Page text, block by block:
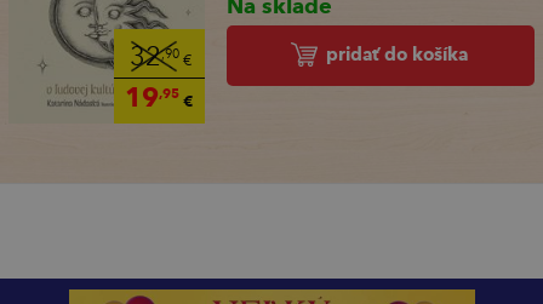
32,90€
19,95€
pridať do košíka